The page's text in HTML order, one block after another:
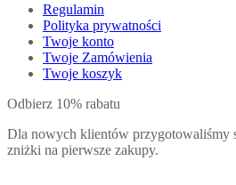
Regulamin
Polityka prywatności
Twoje konto
Twoje Zamówienia
Twoje koszyk
Odbierz 10% rabatu
Dla nowych klientów przygotowaliśmy
zniżki na pierwsze zakupy.